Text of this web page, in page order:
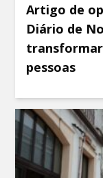
Artigo de
Diário de
pessoas